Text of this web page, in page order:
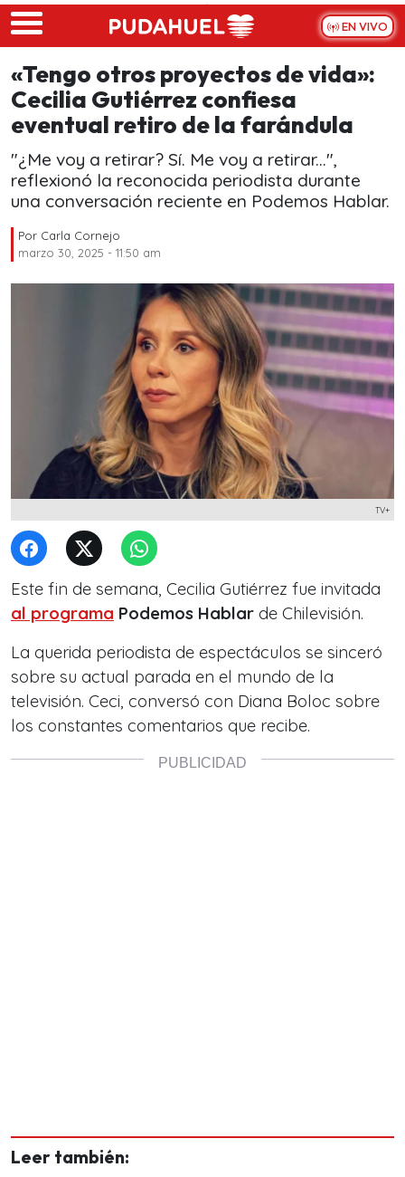
Skip to main content
EN VIVO
«Tengo otros proyectos de vida»:
Cecilia Gutiérrez confiesa
eventual retiro de la farándula
"¿Me voy a retirar? Sí. Me voy a retirar...",
reflexionó la reconocida periodista durante
una conversación reciente en Podemos Hablar.
Por Carla Cornejo
marzo 30, 2025 - 11:50 am
TV+
Este fin de semana, Cecilia Gutiérrez fue invitada
al programa Podemos Hablar de Chilevisión.
La querida periodista de espectáculos se sinceró
sobre su actual parada en el mundo de la
televisión. Ceci, conversó con Diana Boloc sobre
los constantes comentarios que recibe.
Leer también: